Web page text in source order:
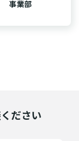
事業部
ださい